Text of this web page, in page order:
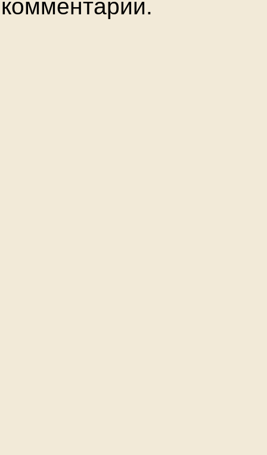
комментарии.